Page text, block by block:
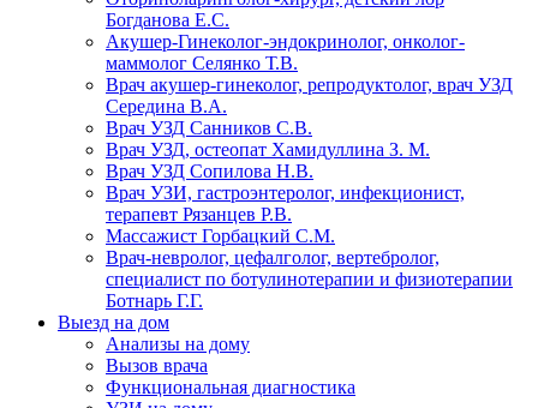
Богданова Е.С.
Акушер-Гинеколог-эндокринолог, онколог-
маммолог Селянко Т.В.
Врач акушер-гинеколог, репродуктолог, врач УЗД
Середина В.А.
Врач УЗД Санников С.В.
Врач УЗД, остеопат Хамидуллина З. М.
Врач УЗД Сопилова Н.В.
Врач УЗИ, гастроэнтеролог, инфекционист,
терапевт Рязанцев Р.В.
Массажист Горбацкий С.М.
Врач-невролог, цефалголог, вертебролог,
специалист по ботулинотерапии и физиотерапии
Ботнарь Г.Г.
Выезд на дом
Анализы на дому
Вызов врача
Функциональная диагностика